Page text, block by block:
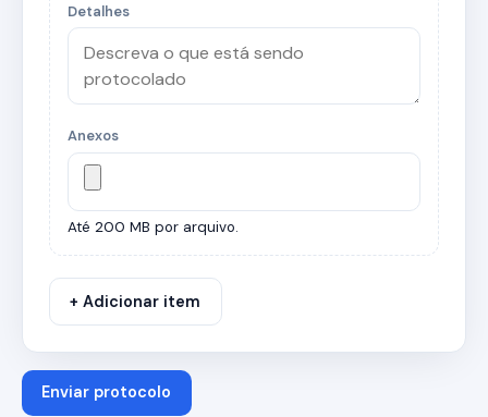
Detalhes
Anexos
Até 200 MB por arquivo.
+ Adicionar item
Enviar protocolo